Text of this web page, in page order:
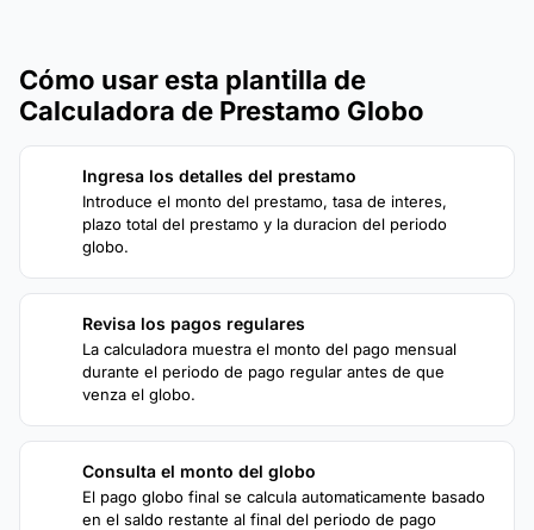
Cómo usar esta plantilla de
Calculadora de Prestamo Globo
Ingresa los detalles del prestamo
Introduce el monto del prestamo, tasa de interes,
plazo total del prestamo y la duracion del periodo
globo.
Revisa los pagos regulares
La calculadora muestra el monto del pago mensual
durante el periodo de pago regular antes de que
venza el globo.
Consulta el monto del globo
El pago globo final se calcula automaticamente basado
en el saldo restante al final del periodo de pago